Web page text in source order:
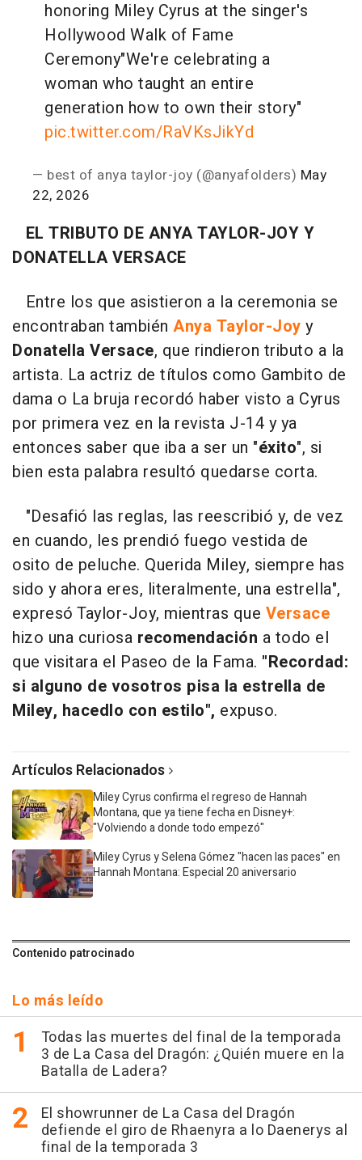
honoring Miley Cyrus at the singer's
Hollywood Walk of Fame
Ceremony"We're celebrating a
woman who taught an entire
generation how to own their story"
pic.twitter.com/RaVKsJikYd
— best of anya taylor-joy (@anyafolders) May
22, 2026
EL TRIBUTO DE ANYA TAYLOR-JOY Y
DONATELLA VERSACE
Entre los que asistieron a la ceremonia se
encontraban también Anya Taylor-Joy y
Donatella Versace, que rindieron tributo a la
artista. La actriz de títulos como Gambito de
dama o La bruja recordó haber visto a Cyrus
por primera vez en la revista J-14 y ya
entonces saber que iba a ser un "éxito", si
bien esta palabra resultó quedarse corta.
"Desafió las reglas, las reescribió y, de vez
en cuando, les prendió fuego vestida de
osito de peluche. Querida Miley, siempre has
sido y ahora eres, literalmente, una estrella",
expresó Taylor-Joy, mientras que Versace
hizo una curiosa recomendación a todo el
que visitara el Paseo de la Fama. "Recordad:
si alguno de vosotros pisa la estrella de
Miley, hacedlo con estilo", expuso.
Artículos Relacionados
Miley Cyrus confirma el regreso de Hannah
Montana, que ya tiene fecha en Disney+:
"Volviendo a donde todo empezó"
Miley Cyrus y Selena Gómez "hacen las paces" en
Hannah Montana: Especial 20 aniversario
Contenido patrocinado
Lo más leído
Todas las muertes del final de la temporada
3 de La Casa del Dragón: ¿Quién muere en la
Batalla de Ladera?
El showrunner de La Casa del Dragón
defiende el giro de Rhaenyra a lo Daenerys al
final de la temporada 3